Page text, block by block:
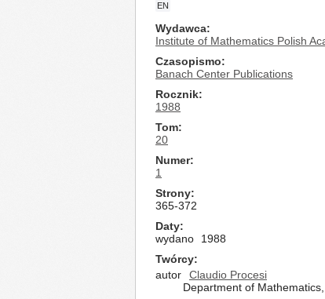
EN
Wydawca
Institute of Mathematics Polish
Czasopismo
Banach Center Publications
Rocznik
1988
Tom
20
Numer
1
Strony
365-372
Daty
wydano
1988
Twórcy
autor
Claudio Procesi
Department of